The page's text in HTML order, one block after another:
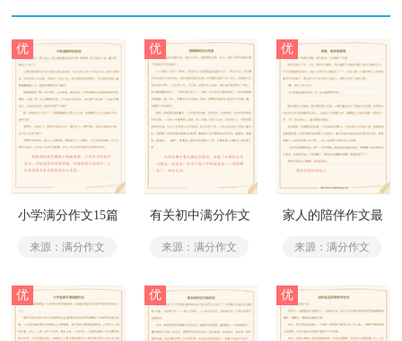
小学满分作文15篇
来源：满分作文
优
有关初中满分作文
来源：满分作文
优
家人的陪伴作文最
来源：满分作文
优
优 优 优